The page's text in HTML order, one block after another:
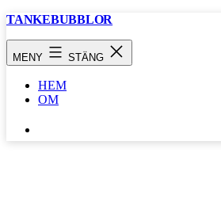
Hoppa
TANKEBUBBLOR
MENY STÄNG
HEM
OM
…